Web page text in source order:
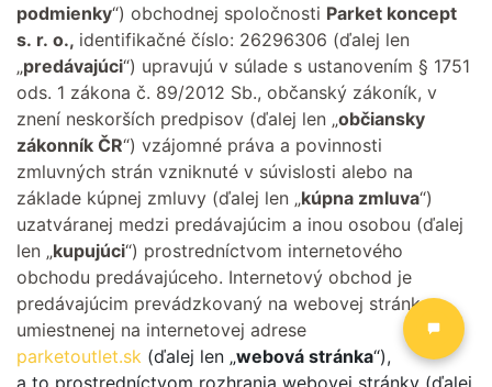
podmienky“) obchodnej spoločnosti Parket koncept
s. r. o., identifikačné číslo: 26296306 (ďalej len
„predávajúci“) upravujú v súlade s ustanovením § 1751
ods. 1 zákona č. 89/2012 Sb., občanský zákoník, v
znení neskorších predpisov (ďalej len „občiansky
zákonník ČR“) vzájomné práva a povinnosti
zmluvných strán vzniknuté v súvislosti alebo na
základe kúpnej zmluvy (ďalej len „kúpna zmluva“)
uzatváranej medzi predávajúcim a inou osobou (ďalej
len „kupujúci“) prostredníctvom internetového
obchodu predávajúceho. Internetový obchod je
predávajúcim prevádzkovaný na webovej stránke
umiestnenej na internetovej adrese
parketoutlet.sk (ďalej len „webová stránka“),
a to prostredníctvom rozhrania webovej stránky (ďalej